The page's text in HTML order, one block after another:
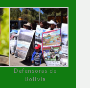
Defensoras de
Bolivia